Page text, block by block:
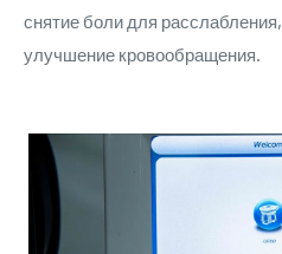
снятие боли для расслабления,
улучшение кровообращения.